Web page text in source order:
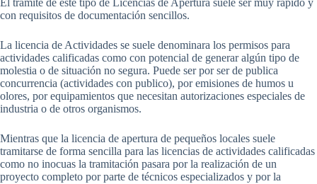
El tramite de este tipo de Licencias de Apertura suele ser muy rápido y
con requisitos de documentación sencillos.
La licencia de Actividades se suele denominara los permisos para
actividades calificadas como con potencial de generar algún tipo de
molestia o de situación no segura. Puede ser por ser de publica
concurrencia (actividades con publico), por emisiones de humos u
olores, por equipamientos que necesitan autorizaciones especiales de
industria o de otros organismos.
Mientras que la licencia de apertura de pequeños locales suele
tramitarse de forma sencilla para las licencias de actividades calificadas
como no inocuas la tramitación pasara por la realización de un
proyecto completo por parte de técnicos especializados y por la